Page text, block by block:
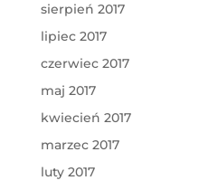
sierpień 2017
lipiec 2017
czerwiec 2017
maj 2017
kwiecień 2017
marzec 2017
luty 2017